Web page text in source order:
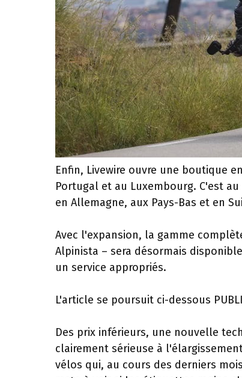
Enfin, Livewire ouvre une boutique
Portugal et au Luxembourg. C'est
en Allemagne, aux Pays-Bas et en
Avec l'expansion, la gamme
Alpinista – sera désormais
un service appropriés.
L'article se poursuit ci-dessous
Des prix inférieurs, une nouvelle
clairement sérieuse à
vélos qui, au cours des derniers